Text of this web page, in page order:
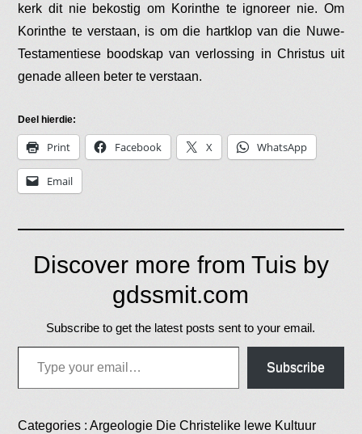
kerk dit nie bekostig om Korinthe te ignoreer nie. Om
Korinthe te verstaan, is om die hartklop van die Nuwe-
Testamentiese boodskap van verlossing in Christus uit
genade alleen beter te verstaan.
Deel hierdie:
Print Facebook X WhatsApp
Email
Discover more from Tuis by
gdssmit.com
Subscribe to get the latest posts sent to your email.
Type your email…
Subscribe
Categories :Argeologie Die Christelike lewe Kultuur